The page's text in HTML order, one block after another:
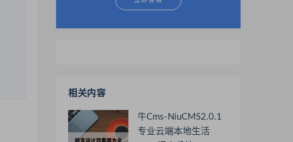
相关内容
牛Cms-NiuCMS2.0.1
专业云端本地生活